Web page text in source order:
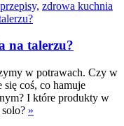
przepisy, zdrowa kuchnia
na talerzu?
w potrawach. Czy w
się coś, co hamuje
I które produkty w
»